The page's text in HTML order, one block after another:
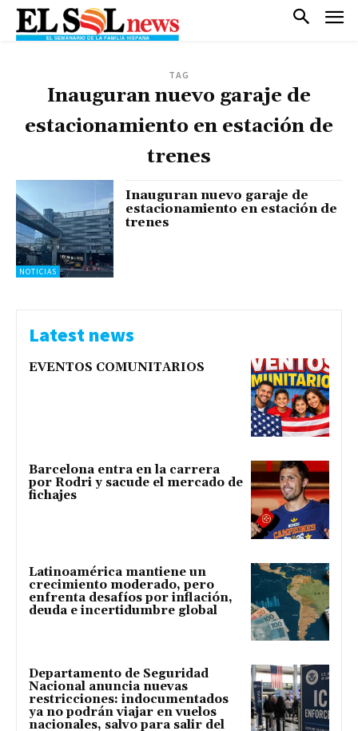
TAG
Inauguran nuevo garaje de
estacionamiento en estación de
trenes
NOTICIAS
Inauguran nuevo garaje de
estacionamiento en estación de
trenes
Latest news
EVENTOS COMUNITARIOS
Barcelona entra en la carrera
por Rodri y sacude el mercado de
fichajes
Latinoamérica mantiene un
crecimiento moderado, pero
enfrenta desafíos por inflación,
deuda e incertidumbre global
Departamento de Seguridad
Nacional anuncia nuevas
restricciones: indocumentados
ya no podrán viajar en vuelos
nacionales, salvo para salir del